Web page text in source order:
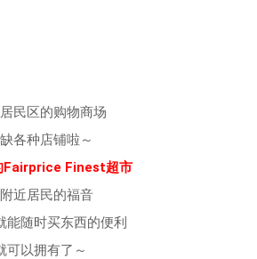
民区的购物商场
各种店铺啦～
Fairprice Finest超市
近居民的福音
能随时买东西的便利
可以拥有了～